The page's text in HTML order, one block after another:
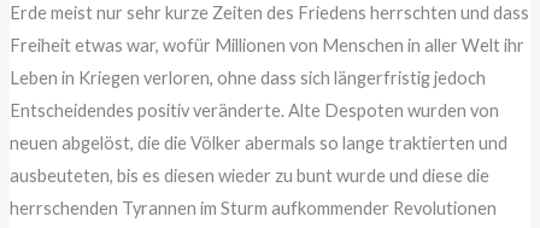
Erde meist nur sehr kurze Zeiten des Friedens herrschten und dass
Freiheit etwas war, wofür Millionen von Menschen in aller Welt ihr
Leben in Kriegen verloren, ohne dass sich längerfristig jedoch
Entscheidendes positiv veränderte. Alte Despoten wurden von
neuen abgelöst, die die Völker abermals so lange traktierten und
ausbeuteten, bis es diesen wieder zu bunt wurde und diese die
herrschenden Tyrannen im Sturm aufkommender Revolutionen